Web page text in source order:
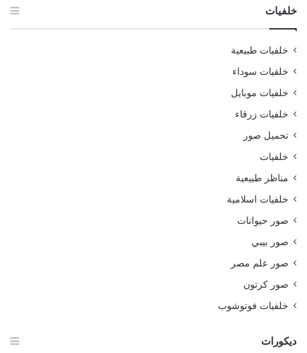
خلفيات
خلفيات طبيعية
خلفيات سوداء
خلفيات موبايل
خلفيات زرقاء
تحميل صور
خلفيات
مناظر طبيعية
خلفيات اسلامية
صور حيوانات
صور بيبي
صور علم مصر
صور كرتون
خلفيات فوتوشوب
ديكورات